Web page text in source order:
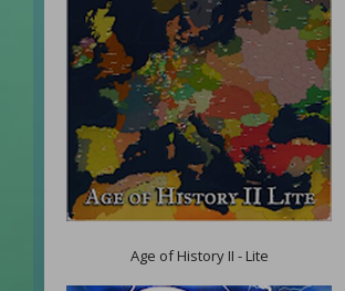
Age of History II - Lite